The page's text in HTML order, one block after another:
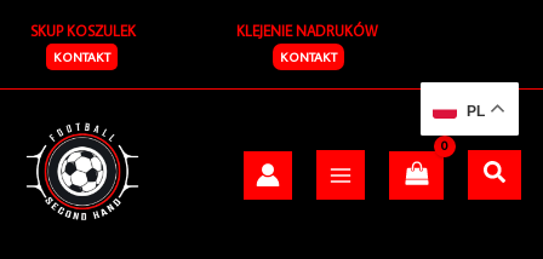
treści
SKUP KOSZULEK
KONTAKT
KLEJENIE NADRUKÓW
KONTAKT
PL